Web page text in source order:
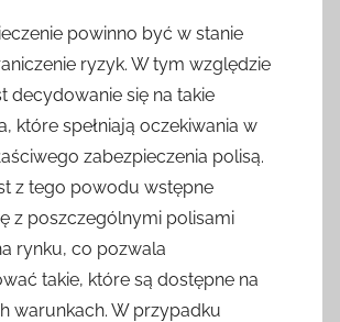
powinno być w stanie
ryzyk. W tym względzie
decydowanie się na takie
które spełniają oczekiwania w
zabezpieczenia polisą.
z tego powodu wstępne
z poszczególnymi polisami
rynku, co pozwala
takie, które są dostępne na
warunkach. W przypadku